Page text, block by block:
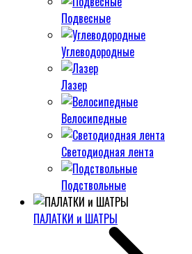
Подвесные
Углеводородные
Лазер
Велосипедные
Светодиодная лента
Подствольные
ПАЛАТКИ и ШАТРЫ